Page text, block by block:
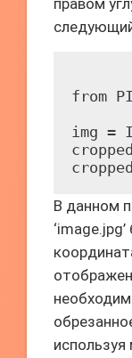
правом
from
img =
В данном